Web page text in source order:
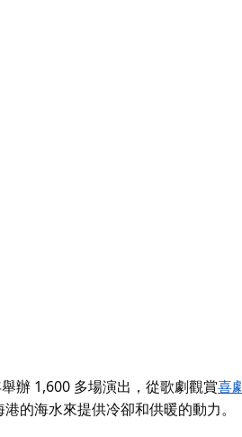
辦 1,600 多場演出，從歌劇觀賞喜
的海水來提供冷卻和供暖的動力。